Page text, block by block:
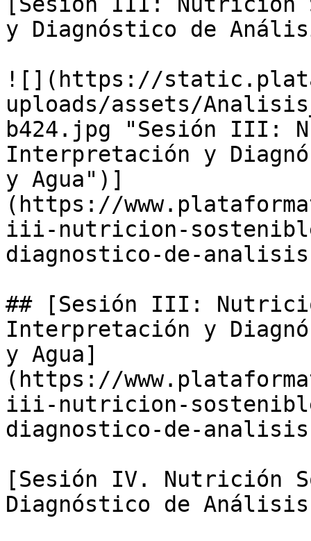
y Diagnóstico de
![](https://
uploads/assets/
b424.jpg "Sesión III:
Interpretación y
y Agua")]
(https://
iii-nutricion-
diagnostico-de-
## [Sesión III:
Interpretación y
y Agua]
(https://
iii-nutricion-
diagnostico-de-
[Sesión IV. Nutrición
Diagnóstico de